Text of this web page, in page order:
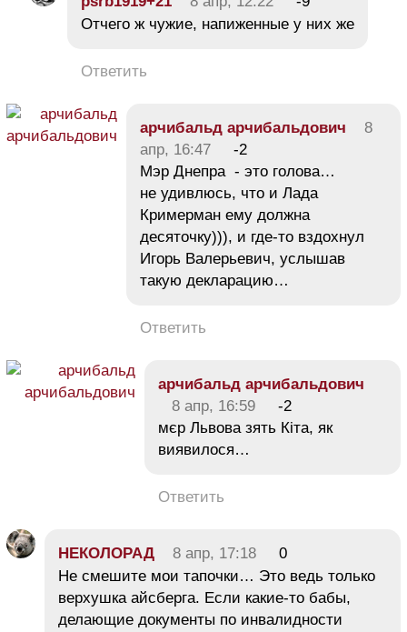
Отчего ж чужие, напиженные у них же
Ответить
арчибальд арчибальдович
8
апр, 16:47
-2
Мэр Днепра - это голова…
не удивлюсь, что и Лада
Кримерман ему должна
десяточку))), и где-то вздохнул
Игорь Валерьевич, услышав
такую декларацию…
Ответить
арчибальд арчибальдович
8 апр, 16:59
-2
мєр Львова зять Кіта, як
виявилося…
Ответить
НЕКОЛОРАД 8 апр, 17:18
0
Не смешите мои тапочки… Это ведь только
верхушка айсберга. Если какие-то бабы,
делающие документы по инвалидности